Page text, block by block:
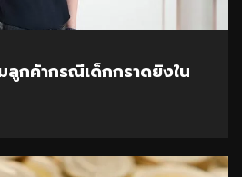
กค้ากรณีเด็กกราดยิงใน